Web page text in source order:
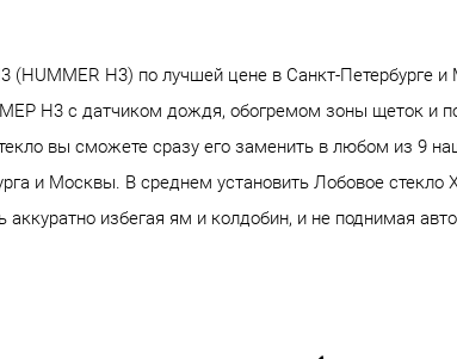
H3) по лучшей цене в Санкт-Петербурге
H3 с датчиком дождя, обогремом зоны щеток и
вы сможете сразу его заменить в любом из 9
и Москвы. В среднем установить Лобовое
избегая ям и колдобин, и не поднимая